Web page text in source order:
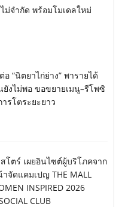
ม่จำกัด พร้อมโมเดลใหม่
อ “นิตยาไก่ย่าง” พารายได้
ยังไม่พอ ขอขยายเมนู–รีโพซิ
รโตระยะยาว
โตร์ เผยอินไซต์ผู้บริโภคจาก
จัดแคมเปญ THE MALL
INSPIRED 2026
CLUB